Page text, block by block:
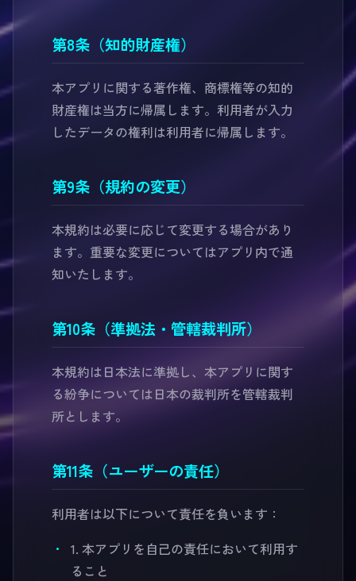
第8条（知的財産権）
本アプリに関する著作権、商標権等の知的
財産権は当方に帰属します。利用者が入力
したデータの権利は利用者に帰属します。
第9条（規約の変更）
本規約は必要に応じて変更する場合があり
ます。重要な変更についてはアプリ内で通
知いたします。
第10条（準拠法・管轄裁判所）
本規約は日本法に準拠し、本アプリに関す
る紛争については日本の裁判所を管轄裁判
所とします。
第11条（ユーザーの責任）
利用者は以下について責任を負います：
1. 本アプリを自己の責任において利用す
ること